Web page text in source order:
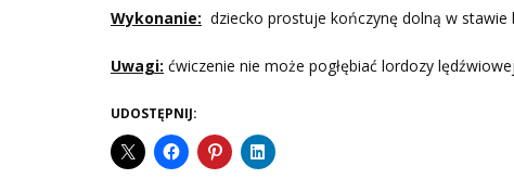
Wykonanie: dziecko prostuje kończynę dolną w
Uwagi: ćwiczenie nie może pogłębiać lordozy
UDOSTĘPNIJ: